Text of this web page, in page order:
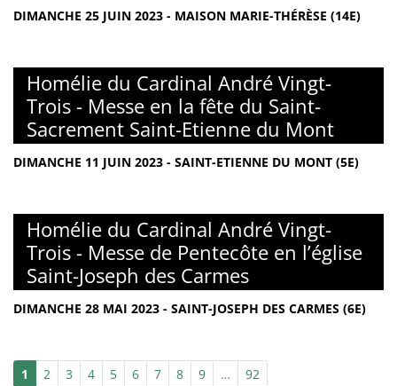
DIMANCHE 25 JUIN 2023 - MAISON MARIE-THÉRÈSE (14E)
Homélie du Cardinal André Vingt-
Trois - Messe en la fête du Saint-
Sacrement Saint-Etienne du Mont
DIMANCHE 11 JUIN 2023 - SAINT-ETIENNE DU MONT (5E)
Homélie du Cardinal André Vingt-
Trois - Messe de Pentecôte en l’église
Saint-Joseph des Carmes
DIMANCHE 28 MAI 2023 - SAINT-JOSEPH DES CARMES (6E)
1 2 3 4 5 6 7 8 9 … 92